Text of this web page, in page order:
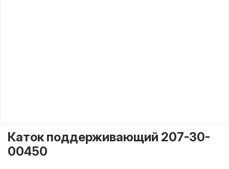
Каток поддерживающий 207-30-
00450